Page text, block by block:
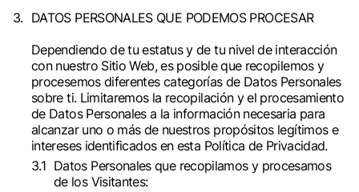
DATOS PERSONALES QUE PODEMOS PROCESAR
Dependiendo de tu estatus y de tu nivel de interacción
con nuestro Sitio Web, es posible que recopilemos y
procesemos diferentes categorías de Datos Personales
sobre ti. Limitaremos la recopilación y el procesamiento
de Datos Personales a la información necesaria para
alcanzar uno o más de nuestros propósitos legítimos e
intereses identificados en esta Política de Privacidad.
Datos Personales que recopilamos y procesamos
de los Visitantes: